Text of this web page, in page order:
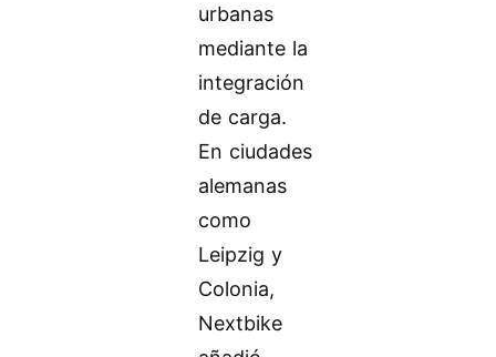
urbanas
mediante la
integración
de carga.
En ciudades
alemanas
como
Leipzig y
Colonia,
Nextbike